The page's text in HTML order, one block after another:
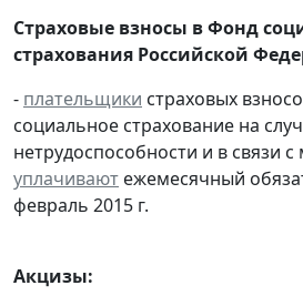
Страховые взносы в Фонд
страхования Российской
- плательщики страховых
социальное страхование на
нетрудоспособности и в связи
уплачивают ежемесячный
февраль 2015 г.
Акцизы: